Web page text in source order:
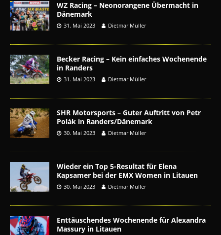
WZ Racing – Neonorangene Übermacht in
Dänemark
31. Mai 2023 Dietmar Müller
Becker Racing – Kein einfaches Wochenende
in Randers
31. Mai 2023 Dietmar Müller
SHR Motorsports – Guter Auftritt von Petr
Polák in Randers/Dänemark
30. Mai 2023 Dietmar Müller
Wieder ein Top 5-Resultat für Elena
Kapsamer bei der EMX Women in Litauen
30. Mai 2023 Dietmar Müller
Enttäuschendes Wochenende für Alexandra
Massury in Litauen